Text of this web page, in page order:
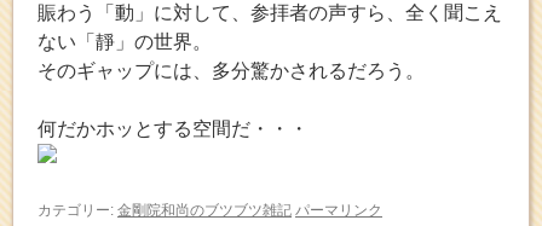
賑わう「動」に対して、参拝者の声すら、全く聞こえ
ない「靜」の世界。
そのギャップには、多分驚かされるだろう。
何だかホッとする空間だ・・・
カテゴリー: 金剛院和尚のブツブツ雑記 パーマリンク